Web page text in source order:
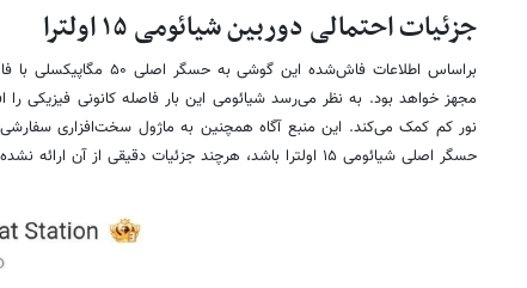
جزئیاتاحتمالیدوربین شیائومی ۱۵ اولترا
مجهز خواهد بود. به‌ نظر می‌رسد شیائومی این‌ بار فاصله کانونی فیزیکی را
نور کم کمک می‌کند. این منبع آگاه همچنین به ماژول سخت‌افزاری
حسگر اصلی شیائومی ۱۵ اولترا باشد، هرچند جزئیات دقیقی از آن ارائه نشده است.